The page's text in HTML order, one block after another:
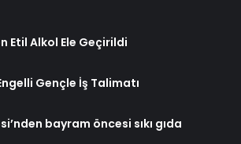
Etil Alkol Ele Geçirildi
Gençle İş Talimatı
bayram öncesi sıkı gıda